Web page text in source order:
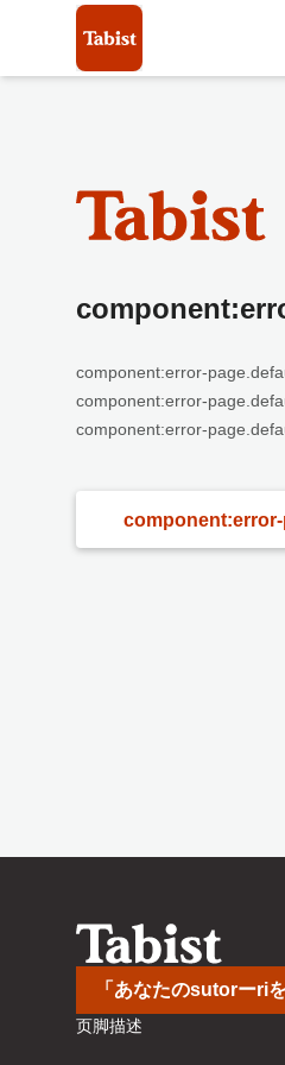
component:error-
component:error-
component:error-
「あなたのsutorーri
页脚描述